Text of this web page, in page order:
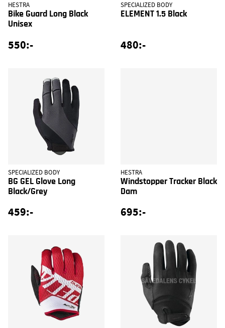
HESTRA
Bike Guard Long Black
Unisex
550:-
SPECIALIZED BODY
ELEMENT 1.5 Black
480:-
SPECIALIZED BODY
BG GEL Glove Long
Black/Grey
459:-
HESTRA
Windstopper Tracker Black
Dam
695:-